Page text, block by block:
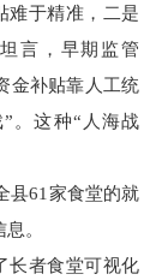
于精准，二是
言，早期监管
金补贴靠人工统
。这种“人海战
61家食堂的就
。
者食堂可视化